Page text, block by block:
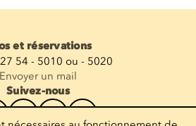
et réservations
54 - 5010 ou - 5020
Envoyer un mail
Suivez-nous